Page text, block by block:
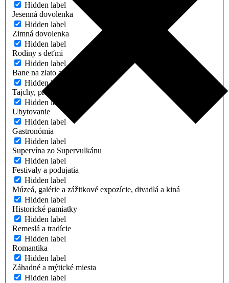
Hidden label
Jesenná dovolenka
Hidden label
Zimná dovolenka
Hidden label
Rodiny s deťmi
Hidden label
Bane na zlato a striebro
Hidden label
Tajchy, príroda a turistika
Hidden label
Ubytovanie
Hidden label
Gastronómia
Hidden label
Supervína zo Supervulkánu
Hidden label
Festivaly a podujatia
Hidden label
Múzeá, galérie a zážitkové expozície, divadlá a kiná
Hidden label
Historické pamiatky
Hidden label
Remeslá a tradície
Hidden label
Romantika
Hidden label
Záhadné a mýtické miesta
Hidden label